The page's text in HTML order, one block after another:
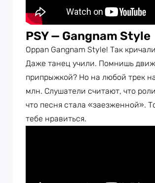
PSY — Gangnam Style
Oppan Gangnam Style! Так
Даже танец учили. Помнишь
припрыжкой? Но на любой трек
млн. Слушатели считают, что
что песня стала «заезженной».
тебе нравиться.